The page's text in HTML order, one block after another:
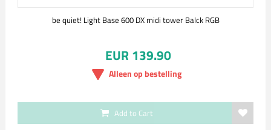
be quiet! Light Base 600 DX midi tower Balck RGB
EUR 139.90
Alleen op bestelling
Add to Cart